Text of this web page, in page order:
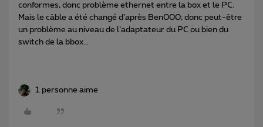
conformes, donc problème ethernet entre la box et le PC.
Mais le câble a été changé d’après Ben000; donc peut-être
un problème au niveau de l’adaptateur du PC ou bien du
switch de la bbox…
1 personne aime